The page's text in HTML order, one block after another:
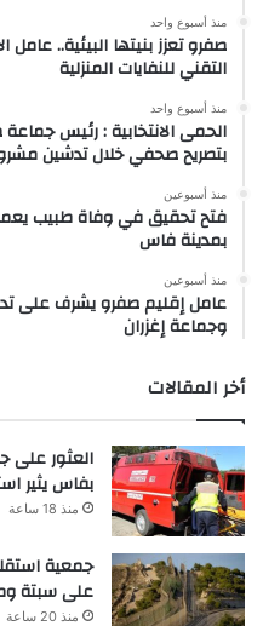
منذ أسبوع واحد
صفرو تعزز بنيتها البيئية..
التقني للنفايات المنزلية
منذ أسبوع واحد
الحمى الانتخابية : رئيس
بتصريح صحفي خلال تدشين
منذ أسبوعين
فتح تحقيق في وفاة طبيب
بمدينة فاس
منذ أسبوعين
عامل إقليم صفرو يشرف على
وجماعة إغزران
أخر المقالات
العثور على
بفاس يثير
منذ 18 ساعة
جمعية
على سبتة
منذ 20 ساعة